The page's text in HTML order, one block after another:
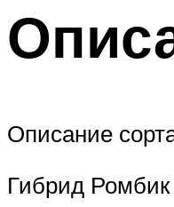
Описание
Гибрид